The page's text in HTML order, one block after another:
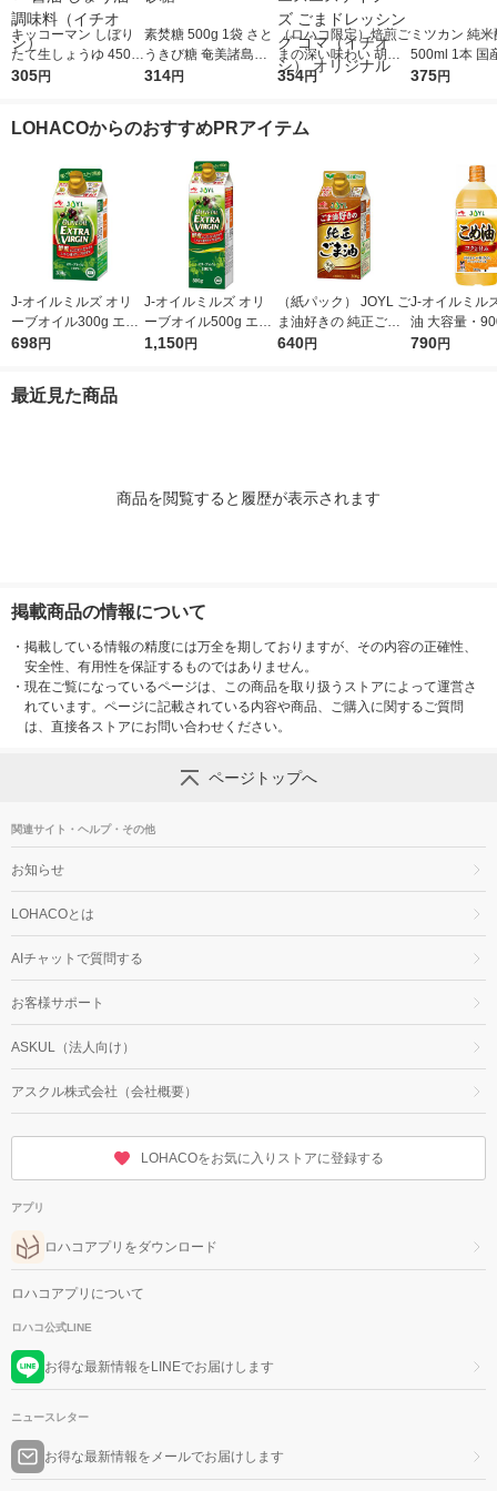
キッコーマン しぼり
たて生しょうゆ 450m
l 1本 ＜やわらか密封
シ）
305円
素焚糖 500g 1袋 さと
うきび糖 奄美諸島産
原料 チャック付き袋
314円
（ロハコ限定）焙煎ご
まの深い味わい 胡麻
ドレッシング 490ml 1
ゴマ（イチオシ） オ
354円
ミツカン 純
500ml 1本 国
0％ 米酢 食酢
375円
LOHACOからのおすすめPRアイテム
J-オイルミルズ オリ
ーブオイル300g エキ
ストラバージン スペ
L
698円
J-オイルミルズ オリ
ーブオイル500g エキ
ストラバージン スペ
1,150円
（紙パック） JOYL ご
ま油好きの 純正ごま
油 300g 1本 味の素 J-
640円
J-オイルミル
油 大容量・
ト 1本 JOYL
790円
最近見た商品
商品を閲覧すると履歴が表示されます
掲載商品の情報について
・ 掲載している情報の精度には万全を期しておりますが、その内容の正確性、
安全性、有用性を保証するものではありません。
・ 現在ご覧になっているページは、この商品を取り扱うストアによって運営さ
れています。ページに記載されている内容や商品、ご購入に関するご質問
は、直接各ストアにお問い合わせください。
ページトップへ
関連サイト・ヘルプ・その他
お知らせ
LOHACOとは
AIチャットで質問する
お客様サポート
ASKUL（法人向け）
アスクル株式会社（会社概要）
LOHACOをお気に入りストアに登録する
アプリ
ロハコアプリをダウンロード
ロハコアプリについて
ロハコ公式LINE
お得な最新情報をLINEでお届けします
ニュースレター
お得な最新情報をメールでお届けします